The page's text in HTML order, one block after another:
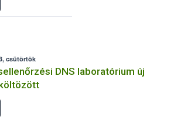
csütörtök
DNS laboratórium új